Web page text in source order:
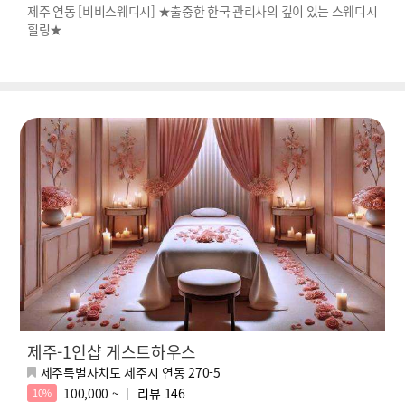
제주 연동 [비비스웨디시] ★출중한 한국 관리사의 깊이 있는 스웨디시
힐링★
제주-1인샵 게스트하우스
제주특별자치도 제주시 연동 270-5
10% 100,000 ~ 리뷰 146